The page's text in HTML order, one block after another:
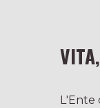
L'Ente